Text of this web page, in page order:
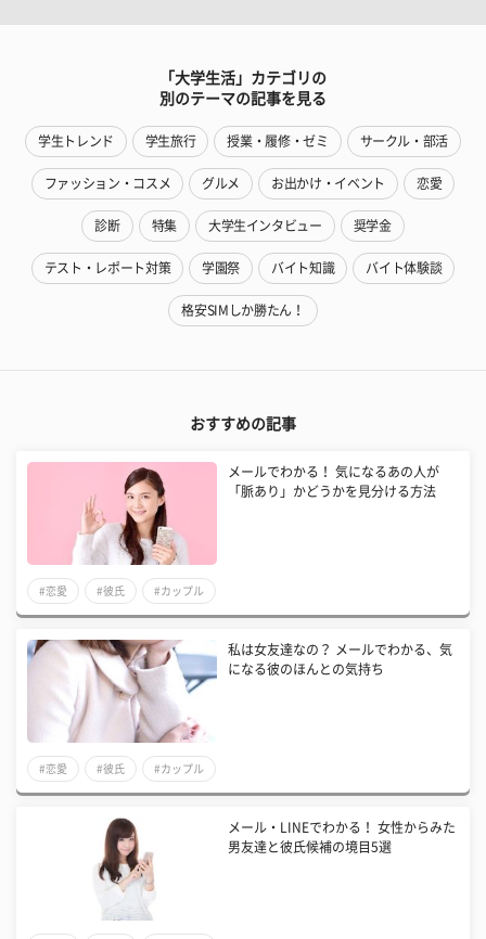
「大学生活」カテゴリの
別のテーマの記事を見る
学生トレンド 学生旅行 授業・履修・ゼミ サークル・部活
ファッション・コスメ グルメ お出かけ・イベント 恋愛
診断 特集 大学生インタビュー 奨学金
テスト・レポート対策 学園祭 バイト知識 バイト体験談
格安SIMしか勝たん！
おすすめの記事
メールでわかる！ 気になるあの人が
「脈あり」かどうかを見分ける方法
#恋愛 #彼氏 #カップル
私は女友達なの？ メールでわかる、気
になる彼のほんとの気持ち
#恋愛 #彼氏 #カップル
メール・LINEでわかる！ 女性からみた
男友達と彼氏候補の境目5選